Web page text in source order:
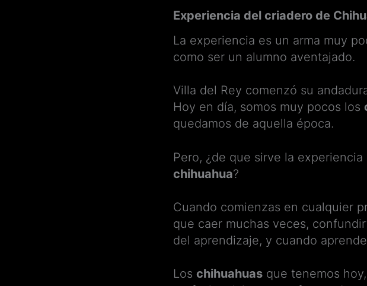
Experiencia del criadero de
La experiencia es un arma muy
como ser un alumno aventajado.
Villa del Rey comenzó su
Hoy en día, somos muy pocos los
quedamos de aquella época.
Pero, ¿de que sirve la experiencia
chihuahua?
Cuando comienzas en cualquier
que caer muchas veces,
del aprendizaje, y cuando
Los chihuahuas que tenemos